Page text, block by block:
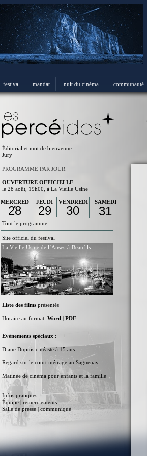
SAMEDI
31
La Vieille Usine de l’Anses-à-Beaufils
Site officiel du festival
Événements spéciaux :
Diane Dupuis cinéaste à 15 ans
Regard sur le court métrage au Saguenay
Matinée de cinéma pour enfants et la famille
Infos pratiques
Équipe | remerciements
Salle de presse | communiqué
Liste des films présentés
Horaire au format Word | PDF
Tout le programme
PROGRAMME PAR JOUR
OUVERTURE OFFICIELLE
le 28 août, 19h00, à La Vieille Usine
Éditorial et mot de bienvenue
Jury
VENDREDI
JEUDI
MERCRED
I
30
29
28
festival mandat nuit du cinéma communauté